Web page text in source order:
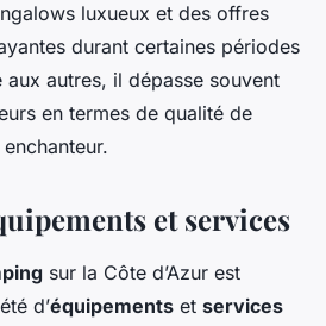
luxueux et des offres
durant certaines périodes
aux autres, il dépasse souvent
en termes de qualité de
et services
sur la Côte d’Azur est
d’équipements et services